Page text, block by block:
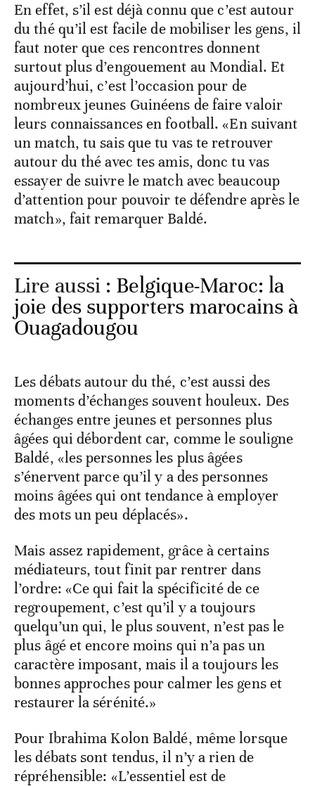
En effet, s’il est déjà connu que c’est autour
du thé qu’il est facile de mobiliser les gens, il
faut noter que ces rencontres donnent
surtout plus d’engouement au Mondial. Et
aujourd’hui, c’est l’occasion pour de
nombreux jeunes Guinéens de faire valoir
leurs connaissances en football. «En suivant
un match, tu sais que tu vas te retrouver
autour du thé avec tes amis, donc tu vas
essayer de suivre le match avec beaucoup
d’attention pour pouvoir te défendre après le
match», fait remarquer Baldé.
Lire aussi : Belgique-Maroc: la
joie des supporters marocains à
Ouagadougou
Les débats autour du thé, c’est aussi des
moments d’échanges souvent houleux. Des
échanges entre jeunes et personnes plus
âgées qui débordent car, comme le souligne
Baldé, «les personnes les plus âgées
s’énervent parce qu’il y a des personnes
moins âgées qui ont tendance à employer
des mots un peu déplacés».
Mais assez rapidement, grâce à certains
médiateurs, tout finit par rentrer dans
l’ordre: «Ce qui fait la spécificité de ce
regroupement, c’est qu’il y a toujours
quelqu’un qui, le plus souvent, n’est pas le
plus âgé et encore moins qui n’a pas un
caractère imposant, mais il a toujours les
bonnes approches pour calmer les gens et
restaurer la sérénité.»
Pour Ibrahima Kolon Baldé, même lorsque
les débats sont tendus, il n’y a rien de
répréhensible: «L’essentiel est de